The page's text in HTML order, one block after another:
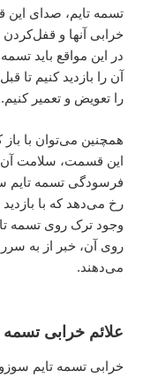
تسمه تایم، صدای
خرابی آنها و
در این مواقع باید
آن را بازدید کنیم تا
را تعویض و تعمیر کنیم.
همچنین می‌توان با
این قسمت، سلامت آن
فرسودگی تسمه تایم
رخ می‌دهد که با
وجود ترک روی تسمه
روی آن، خبر از به
می‌دهند.
علائم خرابی تسمه
خرابی تسمه تایم